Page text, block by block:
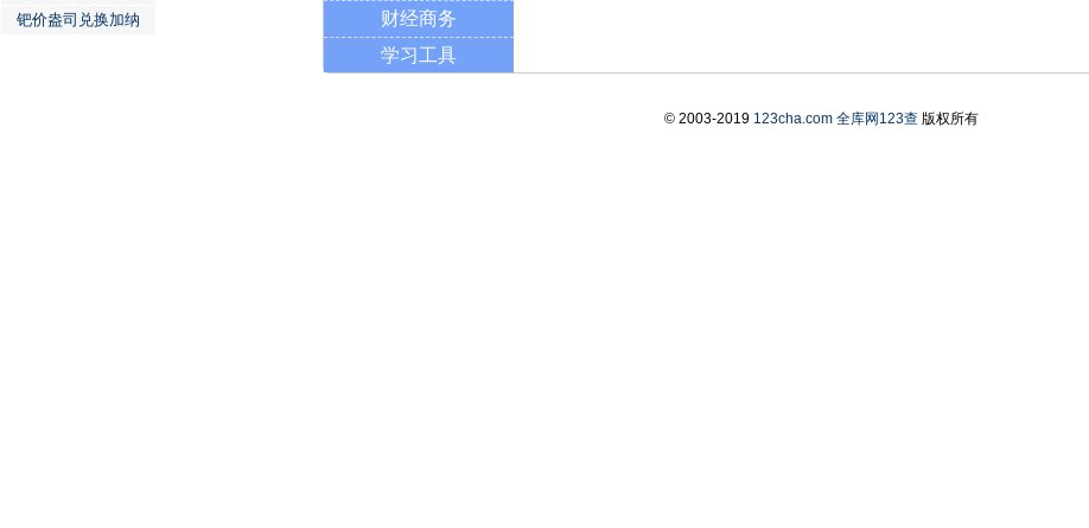
钯价盎司兑换加纳
财经商务
学习工具
© 2003-2019 123cha.com 全库网123查版权所有